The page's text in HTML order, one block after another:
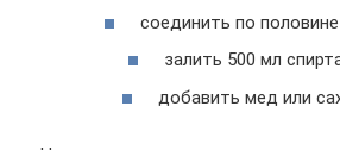
соединить по
залить 500 мл
добавить мед или